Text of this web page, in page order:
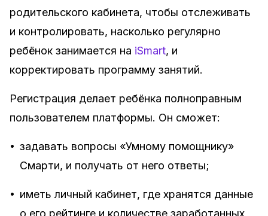
родительского кабинета, чтобы отслеживать
и контролировать, насколько регулярно
ребёнок занимается на iSmart, и
корректировать программу занятий.
Регистрация делает ребёнка полноправным
пользователем платформы. Он сможет:
• задавать вопросы «Умному помощнику»
Смарти, и получать от него ответы;
• иметь личный кабинет, где хранятся данные
о его рейтинге и количестве заработанных